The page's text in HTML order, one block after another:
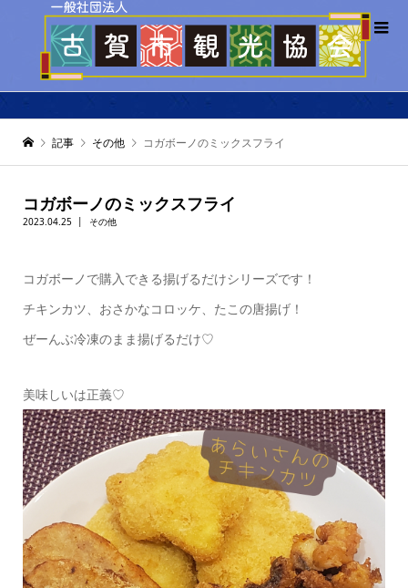
記事 その他 コガボーノのミックスフライ
コガボーノのミックスフライ
2023.04.25 その他
コガボーノで購入できる揚げるだけシリーズです！
チキンカツ、おさかなコロッケ、たこの唐揚げ！
ぜーんぶ冷凍のまま揚げるだけ♡
美味しいは正義♡